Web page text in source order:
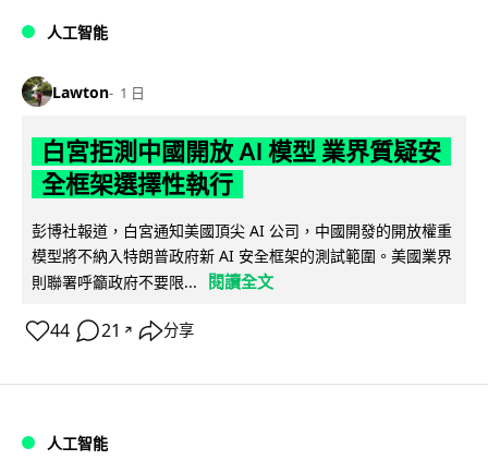
人工智能
Lawton 1 日
白宮拒測中國開放 AI 模型 業界質疑安
全框架選擇性執行
彭博社報道，白宮通知美國頂尖 AI 公司，中國開發的開放權重
模型將不納入特朗普政府新 AI 安全框架的測試範圍。美國業界
則聯署呼籲政府不要限...
閱讀全文
44 21 ↗ 分享
人工智能